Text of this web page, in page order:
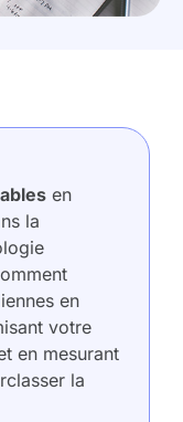
en
la
en
votre
en mesurant
la